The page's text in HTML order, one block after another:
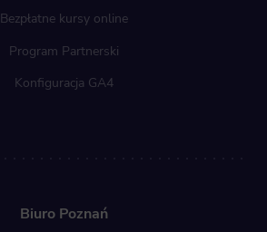
Bezpłatne kursy online
Program Partnerski
Konfiguracja GA4
Biuro Poznań